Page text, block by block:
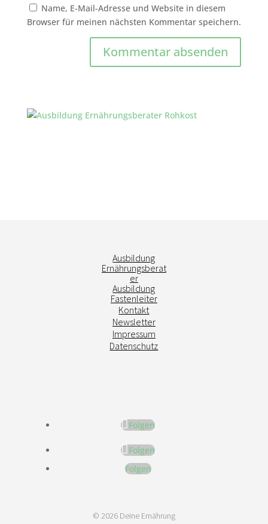
Name, E-Mail-Adresse und Website in diesem
Browser für meinen nächsten Kommentar speichern.
Ausbildung
Ernährungsberat
er
Ausbildung
Fastenleiter
Kontakt
Newsletter
Impressum
Datenschutz
Folgen
Folgen
Folgen
© 2026 Deine Ernährung